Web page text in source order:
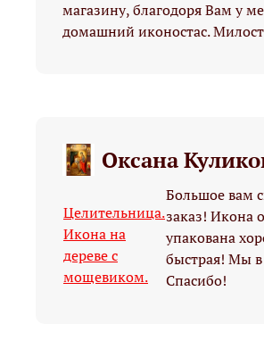
магазину, благодоря Вам у
домашний иконостас.
Оксана
Целительница.
Икона на
дереве с
мощевиком.
Большое вам
заказ! Икона
упакована
быстрая! Мы в
Спасибо!